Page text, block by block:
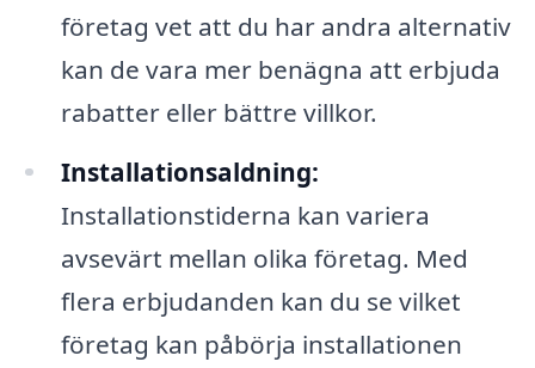
företag vet att du har andra alternativ
kan de vara mer benägna att erbjuda
rabatter eller bättre villkor.
Installationsaldning:
Installationstiderna kan variera
avsevärt mellan olika företag. Med
flera erbjudanden kan du se vilket
företag kan påbörja installationen